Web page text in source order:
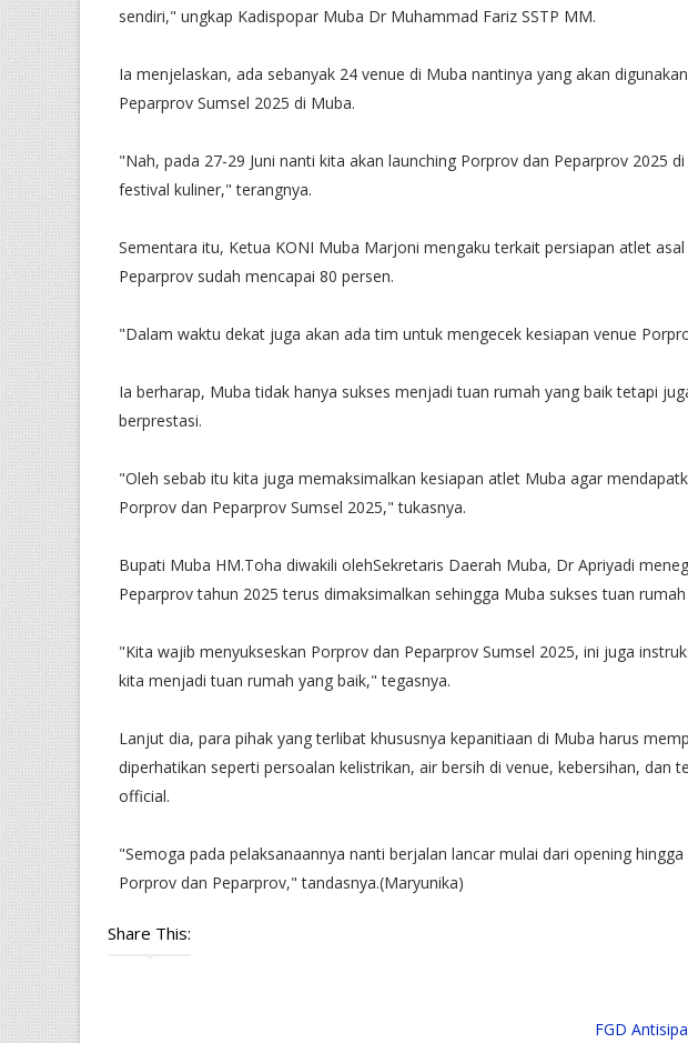
sendiri," ungkap Kadispopar Muba Dr Muhammad Fariz SSTP MM.
Ia menjelaskan, ada sebanyak 24 venue di Muba nantinya yang akan
Peparprov Sumsel 2025 di Muba.
"Nah, pada 27-29 Juni nanti kita akan launching Porprov dan Peparprov 2025
festival kuliner," terangnya.
Sementara itu, Ketua KONI Muba Marjoni mengaku terkait persiapan atlet
Peparprov sudah mencapai 80 persen.
"Dalam waktu dekat juga akan ada tim untuk mengecek kesiapan venue
Ia berharap, Muba tidak hanya sukses menjadi tuan rumah yang baik tetapi
berprestasi.
"Oleh sebab itu kita juga memaksimalkan kesiapan atlet Muba agar
Porprov dan Peparprov Sumsel 2025," tukasnya.
Bupati Muba HM.Toha diwakili olehSekretaris Daerah Muba, Dr Apriyadi
Peparprov tahun 2025 terus dimaksimalkan sehingga Muba sukses tuan
"Kita wajib menyukseskan Porprov dan Peparprov Sumsel 2025, ini juga
kita menjadi tuan rumah yang baik," tegasnya.
Lanjut dia, para pihak yang terlibat khususnya kepanitiaan di Muba harus
diperhatikan seperti persoalan kelistrikan, air bersih di venue, kebersihan, dan
official.
"Semoga pada pelaksanaannya nanti berjalan lancar mulai dari opening
Porprov dan Peparprov," tandasnya.(Maryunika)
Share This:
FGD